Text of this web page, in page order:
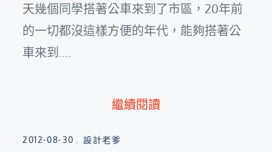
天幾個同學搭著公車來到了市區，20年前
的一切都沒這樣方便的年代，能夠搭著公
車來到....
繼續閱讀
Posted
2012-08-30 設計老爹